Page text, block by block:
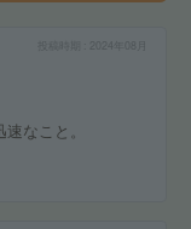
2024年08月
なこと。